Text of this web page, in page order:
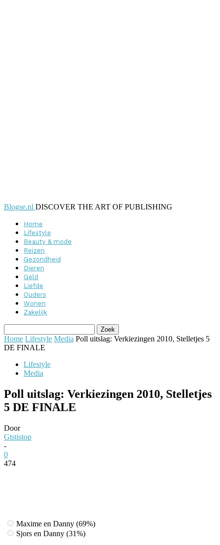
Blogse.nl DISCOVER THE ART OF PUBLISHING
Home
Lifestyle
Beauty & mode
Reizen
Gezondheid
Dieren
Geld
Liefde
Ouders
Wonen
Zakelijk
Home Lifestyle Media Poll uitslag: Verkiezingen 2010, Stelletjes 5
DE FINALE
Lifestyle
Media
Poll uitslag: Verkiezingen 2010, Stelletjes
5 DE FINALE
Door
Gtstistop
-
0
474
Maxime en Danny (69%)
Sjors en Danny (31%)